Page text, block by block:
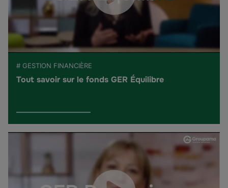
# GESTION FINANCIÈRE
Tout savoir sur le fonds GER Équilibre